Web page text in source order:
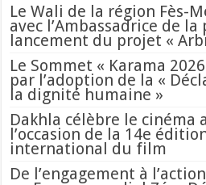
Le Wali de la région Fès-
avec l’Ambassadrice de la
lancement du projet «
Le Sommet « Karama 2026
par l’adoption de la «
la dignité humaine »
Dakhla célèbre le cinéma
l’occasion de la 14e
international du film
De l’engagement à